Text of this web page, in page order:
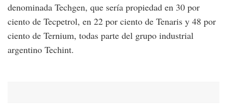
denominada Techgen, que sería propiedad en 30 por
ciento de Tecpetrol, en 22 por ciento de Tenaris y 48 por
ciento de Ternium, todas parte del grupo industrial
argentino Techint.